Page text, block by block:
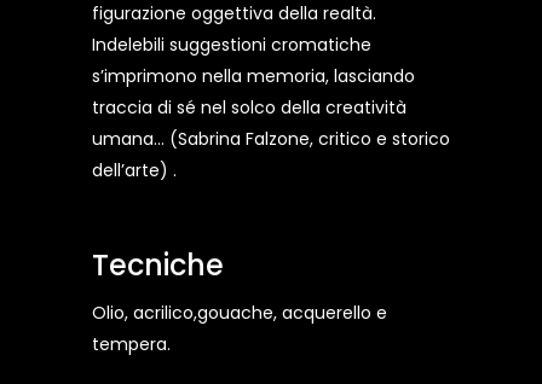
figurazione oggettiva della realtà.
Indelebili suggestioni cromatiche
s’imprimono nella memoria, lasciando
traccia di sé nel solco della creatività
umana... (Sabrina Falzone, critico e storico
dell’arte) .
Tecniche
Olio, acrilico,gouache, acquerello e
tempera.